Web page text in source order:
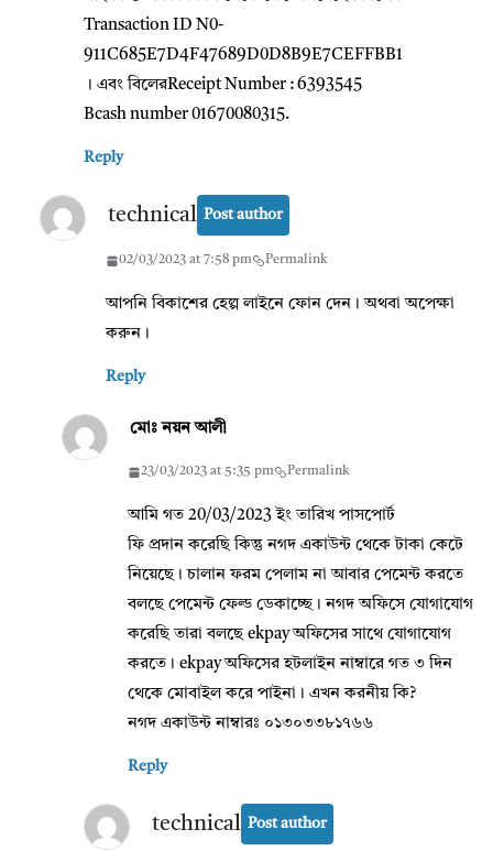
Transaction ID N0-
911C685E7D4F47689D0D8B9E7CEFFBB1
। এবং বিলেরReceipt Number : 6393545
Bcash number 01670080315.
Reply
technical Post author
02/03/2023 at 7:58 pm Permalink
আপনি বিকাশের হেল্প লাইনে ফোন দেন। অথবা অপেক্ষা
করুন।
Reply
মোঃ নয়ন আলী
23/03/2023 at 5:35 pm Permalink
আমি গত 20/03/2023 ইং তারিখ পাসপোর্ট
ফি প্রদান করেছি কিন্তু নগদ একাউন্ট থেকে টাকা কেটে
নিয়েছে। চালান ফরম পেলাম না আবার পেমেন্ট করতে
বলছে পেমেন্ট ফেল্ড ডেকাচ্ছে। নগদ অফিসে যোগাযোগ
করেছি তারা বলছে ekpay অফিসের সাথে যোগাযোগ
করতে। ekpay অফিসের হটলাইন নাম্বারে গত ৩ দিন
থেকে মোবাইল করে পাইনা। এখন করনীয় কি?
নগদ একাউন্ট নাম্বারঃ ০১৩০৩৩৮১৭৬৬
Reply
technical Post author